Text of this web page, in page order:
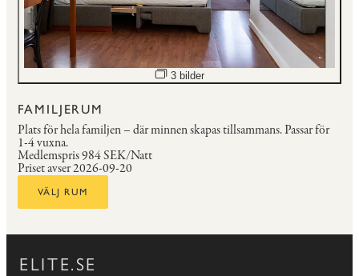
Öppna bildspel
3 bilder
FAMILJERUM
Plats för hela familjen – där minnen skapas tillsammans.Passar för
1-4 vuxna.
Medlemspris984 SEK/Natt
Priset avser 2026-09-20
VÄLJ RUM
ELITE.SE